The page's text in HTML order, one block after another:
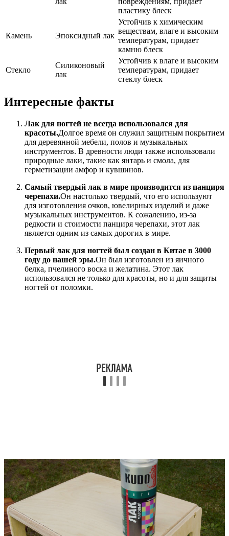
пластику блеск
Камень Эпоксидный лак
Устойчив к химическим
веществам, влаге и высоким
температурам, придает
камню блеск
Стекло
Силиконовый
лак
Устойчив к влаге и высоким
температурам, придает
стеклу блеск
Интересные факты
Лак для ногтей не всегда использовался для
красоты.Долгое время он служил защитным покрытием
для деревянной мебели, полов и музыкальных
инструментов. В древности люди также использовали
природные лаки, такие как янтарь и смола, для
герметизации амфор и кувшинов.
Самый твердый лак в мире производится из панциря
черепахи.Он настолько твердый, что его используют
для изготовления очков, ювелирных изделий и даже
музыкальных инструментов. К сожалению, из-за
редкости и стоимости панциря черепахи, этот лак
является одним из самых дорогих в мире.
Первый лак для ногтей был создан в Китае в 3000
году до нашей эры.Он был изготовлен из яичного
белка, пчелиного воска и желатина. Этот лак
использовался не только для красоты, но и для защиты
ногтей от поломки.